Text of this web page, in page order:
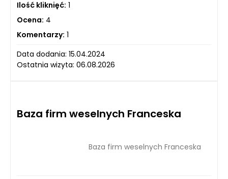
Ilość kliknięć: 1
Ocena: 4
Komentarzy: 1
Data dodania: 15.04.2024
Ostatnia wizyta: 06.08.2026
Baza firm weselnych Franceska
Baza firm weselnych Franceska